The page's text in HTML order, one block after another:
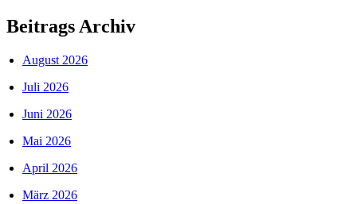
Beitrags Archiv
August 2026
Juli 2026
Juni 2026
Mai 2026
April 2026
März 2026